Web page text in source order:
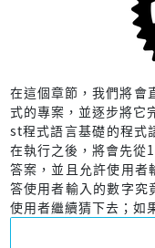
在這個章節，我們將會
式的專案，並逐步將它
st程式語言基礎的程式
在執行之後，將會先從
答案，並且允許使用者
答使用者輸入的數字究
使用者繼續猜下去；如